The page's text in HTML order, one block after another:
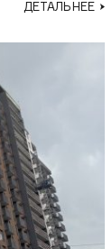
ДЕТАЛЬНЕЕ